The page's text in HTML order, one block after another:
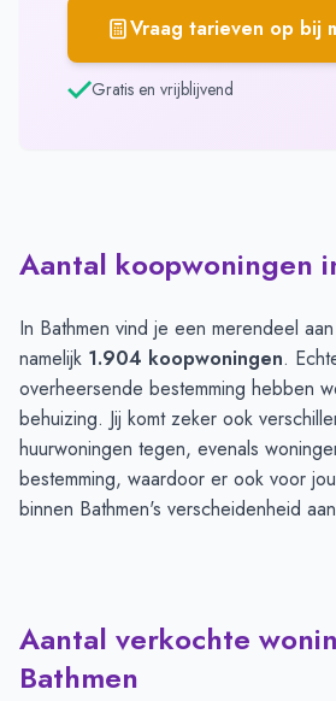
Vraag tarieven op bij
Gratis en vrijblijvend
Aantal koopwoningen
In Bathmen vind je een merendeel
namelijk 1.904 koopwoningen.
overheersende bestemming hebben
behuizing. Jij komt zeker ook
huurwoningen tegen, evenals
bestemming, waardoor er ook voor
binnen Bathmen's verscheidenheid
Aantal verkochte
Bathmen